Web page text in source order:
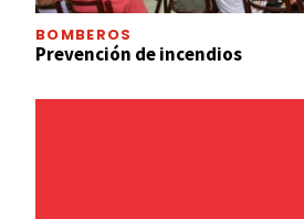
BOMBEROS
Prevención de incendios